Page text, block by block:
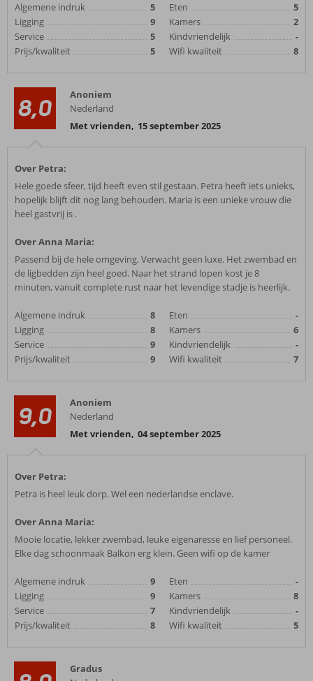
Algemene indruk
5
Ligging
9
Service
5
Prijs/kwaliteit
5
Eten
5
Kamers
2
Kindvriendelijk
-
Wifi kwaliteit
8
8,0
Anoniem
Nederland
Met vrienden, 15 september 2025
Over Petra:
Hele goede sfeer, tijd heeft even stil gestaan. Petra heeft iets unieks,
hopelijk blijft dit nog lang behouden. Maria is een unieke vrouw die
heel gastvrij is .
Over Anna Maria:
Passend bij de hele omgeving. Verwacht geen luxe. Het zwembad en
de ligbedden zijn heel goed. Naar het strand lopen kost je 8
minuten, vanuit complete rust naar het levendige stadje is heerlijk.
Algemene indruk
8
Ligging
8
Service
9
Prijs/kwaliteit
9
Eten
-
Kamers
6
Kindvriendelijk
-
Wifi kwaliteit
7
9,0
Anoniem
Nederland
Met vrienden, 04 september 2025
Over Petra:
Petra is heel leuk dorp. Wel een nederlandse enclave.
Over Anna Maria:
Mooie locatie, lekker zwembad, leuke eigenaresse en lief personeel.
Elke dag schoonmaak Balkon erg klein. Geen wifi op de kamer
Algemene indruk
9
Ligging
9
Service
7
Prijs/kwaliteit
8
Eten
-
Kamers
8
Kindvriendelijk
-
Wifi kwaliteit
5
Gradus